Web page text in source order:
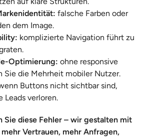
falsche Farben oder
dem Image.
komplizierte Navigation führt zu
Optimierung: ohne responsive
Sie die Mehrheit mobiler Nutzer.
Buttons nicht sichtbar sind,
Leads verloren.
Sie diese Fehler – wir gestalten mit
Vertrauen, mehr Anfragen,